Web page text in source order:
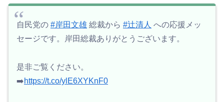
自民党の #岸田文雄 総裁から #辻清人 への応援メッ
セージです。岸田総裁ありがとうございます。
是非ご覧ください。
➡️https://t.co/ylE6XYKnF0